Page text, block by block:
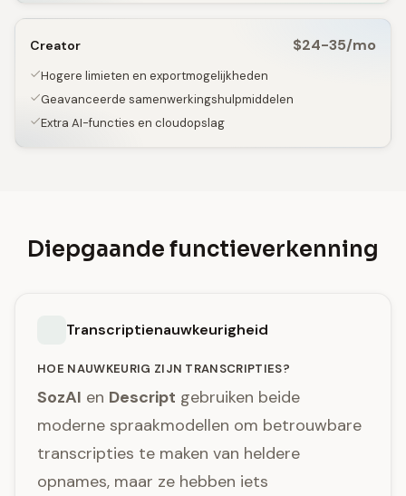
Creator $24-35/mo
Hogere limieten en exportmogelijkheden
Geavanceerde samenwerkingshulpmiddelen
Extra AI-functies en cloudopslag
Diepgaande functieverkenning
Transcriptienauwkeurigheid
HOE NAUWKEURIG ZIJN TRANSCRIPTIES?
SozAI en Descript gebruiken beide
moderne spraakmodellen om betrouwbare
transcripties te maken van heldere
opnames, maar ze hebben iets